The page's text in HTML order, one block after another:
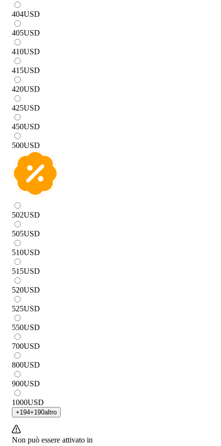
404USD
405USD
410USD
415USD
420USD
425USD
450USD
500USD
502USD
505USD
510USD
515USD
520USD
525USD
550USD
700USD
800USD
900USD
1000USD
+194+190altro
Non può essere attivato in